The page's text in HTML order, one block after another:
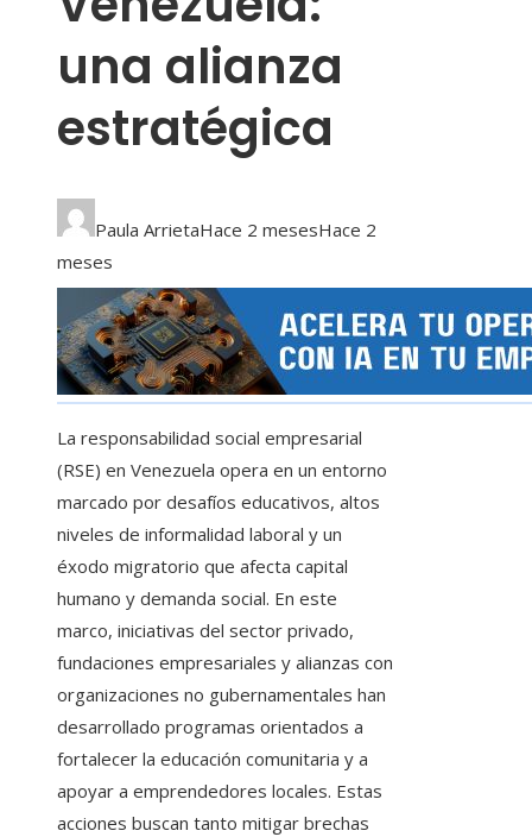
una alianza
estratégica
Paula ArrietaHace 2 mesesHace 2
meses
La responsabilidad social empresarial
(RSE) en Venezuela opera en un entorno
marcado por desafíos educativos, altos
niveles de informalidad laboral y un
éxodo migratorio que afecta capital
humano y demanda social. En este
marco, iniciativas del sector privado,
fundaciones empresariales y alianzas con
organizaciones no gubernamentales han
desarrollado programas orientados a
fortalecer la educación comunitaria y a
apoyar a emprendedores locales. Estas
acciones buscan tanto mitigar brechas